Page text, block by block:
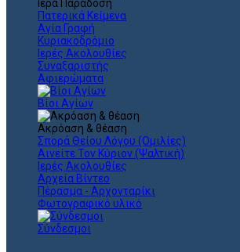
Ιερά Παράδοση
Πατερικά Κείμενα
Αγία Γραφή
Κυριακοδρόμιο
Ιερές Ακολουθίες
Συναξαριστής
Αφιερώματα
Βίοι Αγίων
Ακρόαση & θέαση
Σπορά Θείου Λόγου (Ομιλίες)
Αινείτε Τον Κύριον (Ψαλτική)
Ιερές Ακολουθίες
Αρχεία Βίντεο
Πέρασμα - Αρχονταρίκι
Φωτογραφικό υλικό
Σύνδεσμοι